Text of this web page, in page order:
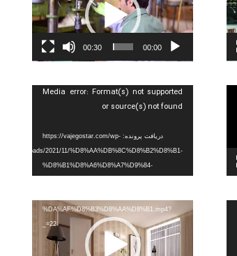
00:00
00:30
نمایشگر
ویدیو
Media error: Format(s) not supported
or source(s) not found
دریافت پرونده: https://vajegostar.com/wp-
content/uploads/2021/11/%D8%AA%DB%8C%D8%B2%D8%B1-
%D8%B1%D8%A6%D8%A7%D9%84-
%DA%AF%D8%B3%D8%AA%D8%B1.mp4?
_=22
نمایشگر
ویدیو